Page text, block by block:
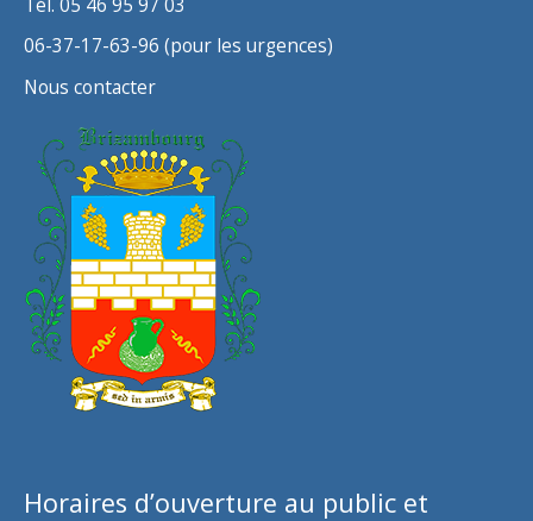
06-37-17-63-96 (pour les urgences)
Nous contacter
Horaires d’ouverture au public et